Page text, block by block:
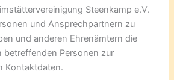
Steenkamp e.V.
und Ansprechpartnern zu
und anderen Ehrenämtern die
betreffenden Personen zur
Kontaktdaten.